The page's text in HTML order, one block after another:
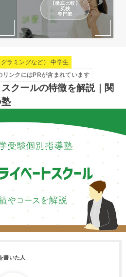
【徹底比較】
英検
専門塾
ラミングなど） 中学生
リンクにはPRが含まれています
クールの特徴を解説｜関